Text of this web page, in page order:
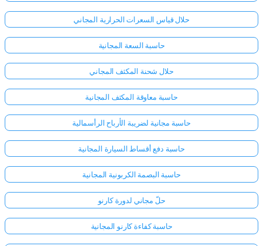
حلال قياس السعرات الحرارية المجاني
حاسبة السعة المجانية
حلال شحنة المكثف المجاني
حاسبة معاوقة المكثف المجانية
حاسبة مجانية لضريبة الأرباح الرأسمالية
حاسبة دفع أقساط السيارة المجانية
حاسبة البصمة الكربونية المجانية
حلّ مجاني لدورة كارنو
حاسبة كفاءة كارنو المجانية